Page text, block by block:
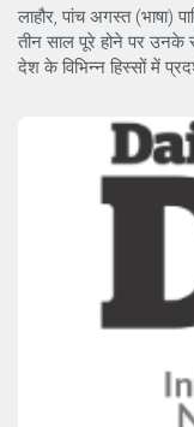
लाहौर, पांच अगस्त (भाषा)
तीन साल पूरे होने पर उनके
देश के विभिन्न हिस्सों में